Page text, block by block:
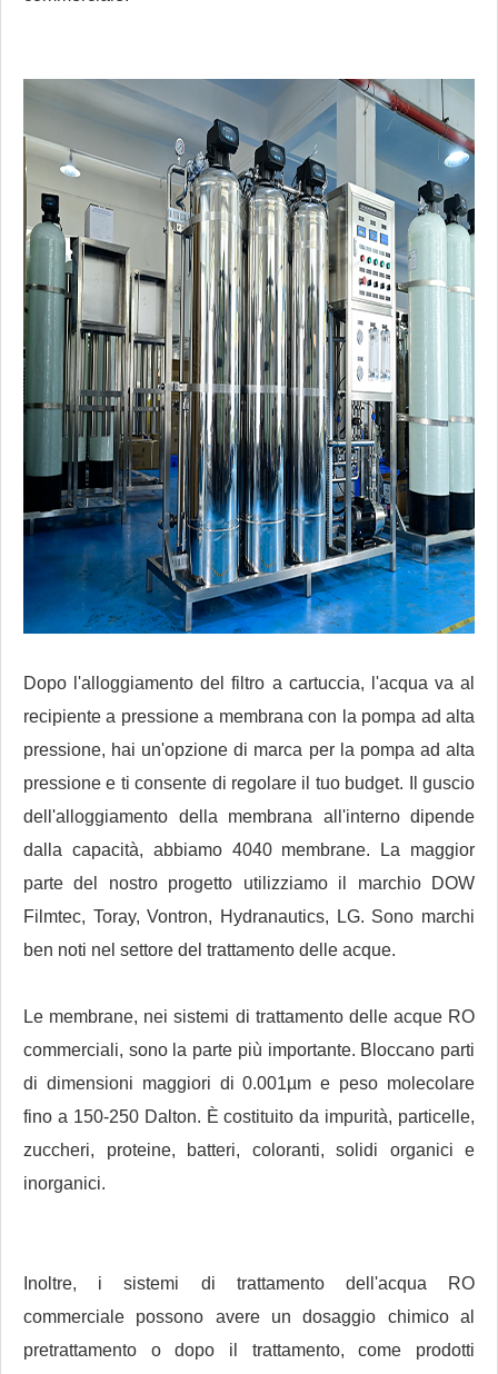
Dopo l'alloggiamento del filtro a cartuccia, l'acqua va al
recipiente a pressione a membrana con la pompa ad alta
pressione, hai un'opzione di marca per la pompa ad alta
pressione e ti consente di regolare il tuo budget. Il guscio
dell'alloggiamento della membrana all'interno dipende
dalla capacità, abbiamo 4040 membrane. La maggior
parte del nostro progetto utilizziamo il marchio DOW
Filmtec, Toray, Vontron, Hydranautics, LG. Sono marchi
ben noti nel settore del trattamento delle acque.
Le membrane, nei sistemi di trattamento delle acque RO
commerciali, sono la parte più importante. Bloccano parti
di dimensioni maggiori di 0.001µm e peso molecolare
fino a 150-250 Dalton. È costituito da impurità, particelle,
zuccheri, proteine, batteri, coloranti, solidi organici e
inorganici.
Inoltre, i sistemi di trattamento dell'acqua RO
commerciale possono avere un dosaggio chimico al
pretrattamento o dopo il trattamento, come prodotti